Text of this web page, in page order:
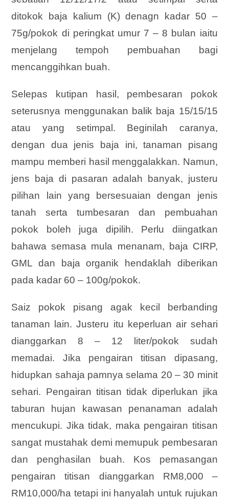
ditokok baja kalium (K) denagn kadar 50 –
75g/pokok di peringkat umur 7 – 8 bulan iaitu
menjelang tempoh pembuahan bagi
mencanggihkan buah.
Selepas kutipan hasil, pembesaran pokok
seterusnya menggunakan balik baja 15/15/15
atau yang setimpal. Beginilah caranya,
dengan dua jenis baja ini, tanaman pisang
mampu memberi hasil menggalakkan. Namun,
jens baja di pasaran adalah banyak, justeru
pilihan lain yang bersesuaian dengan jenis
tanah serta tumbesaran dan pembuahan
pokok boleh juga dipilih. Perlu diingatkan
bahawa semasa mula menanam, baja CIRP,
GML dan baja organik hendaklah diberikan
pada kadar 60 – 100g/pokok.
Saiz pokok pisang agak kecil berbanding
tanaman lain. Justeru itu keperluan air sehari
dianggarkan 8 – 12 liter/pokok sudah
memadai. Jika pengairan titisan dipasang,
hidupkan sahaja pamnya selama 20 – 30 minit
sehari. Pengairan titisan tidak diperlukan jika
taburan hujan kawasan penanaman adalah
mencukupi. Jika tidak, maka pengairan titisan
sangat mustahak demi memupuk pembesaran
dan penghasilan buah. Kos pemasangan
pengairan titisan dianggarkan RM8,000 –
RM10,000/ha tetapi ini hanyalah untuk rujukan